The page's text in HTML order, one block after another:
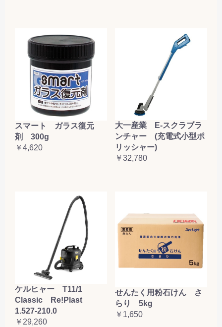
スマート ガラス復元
剤 300g
￥4,620
大一産業 E-スクラブラ
ンチャー (充電式小型ポ
リッシャー)
￥32,780
ケルヒャー T11/1
Classic Re!Plast
1.527-210.0
￥29,260
せんたく用粉石けん さ
らり 5kg
￥1,650